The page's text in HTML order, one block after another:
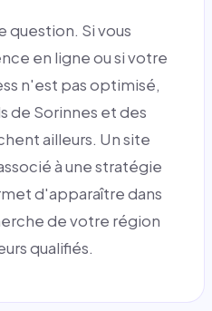
question. Si vous
en ligne ou si votre
n'est pas optimisé,
de Sorinnes et des
ailleurs. Un site
à une stratégie
d'apparaître dans
de votre région
qualifiés.